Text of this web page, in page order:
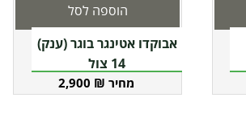
אבוקדו אטינגר בוגר (ענק)
14 צול
2,900 ₪
הוספה לסל